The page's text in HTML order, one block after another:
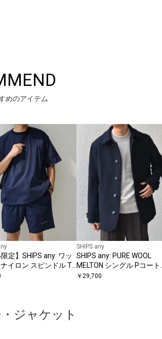
めのアイテム
限定】SHIPS any: ワッ
イロン スピンドル T
イージーショーツ セ
SHIPS any
SHIPS any: PURE WOOL
MELTON シングル Pコート
25AW◇
￥ 29,700
ジャケット